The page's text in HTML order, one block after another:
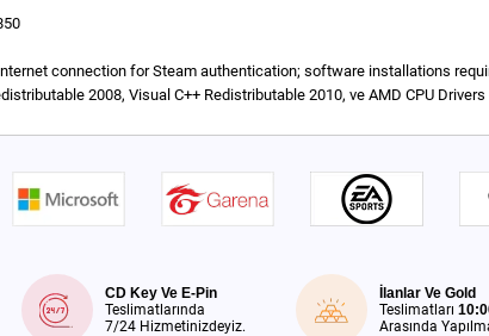
connection for Steam authentication; software installations
2008, Visual C++ Redistributable 2010, ve AMD CPU
CD Key Ve E-Pin
Teslimatlarında
7/24 Hizmetinizdeyiz.
İlanlar Ve Gold
Teslimatları
Arasında